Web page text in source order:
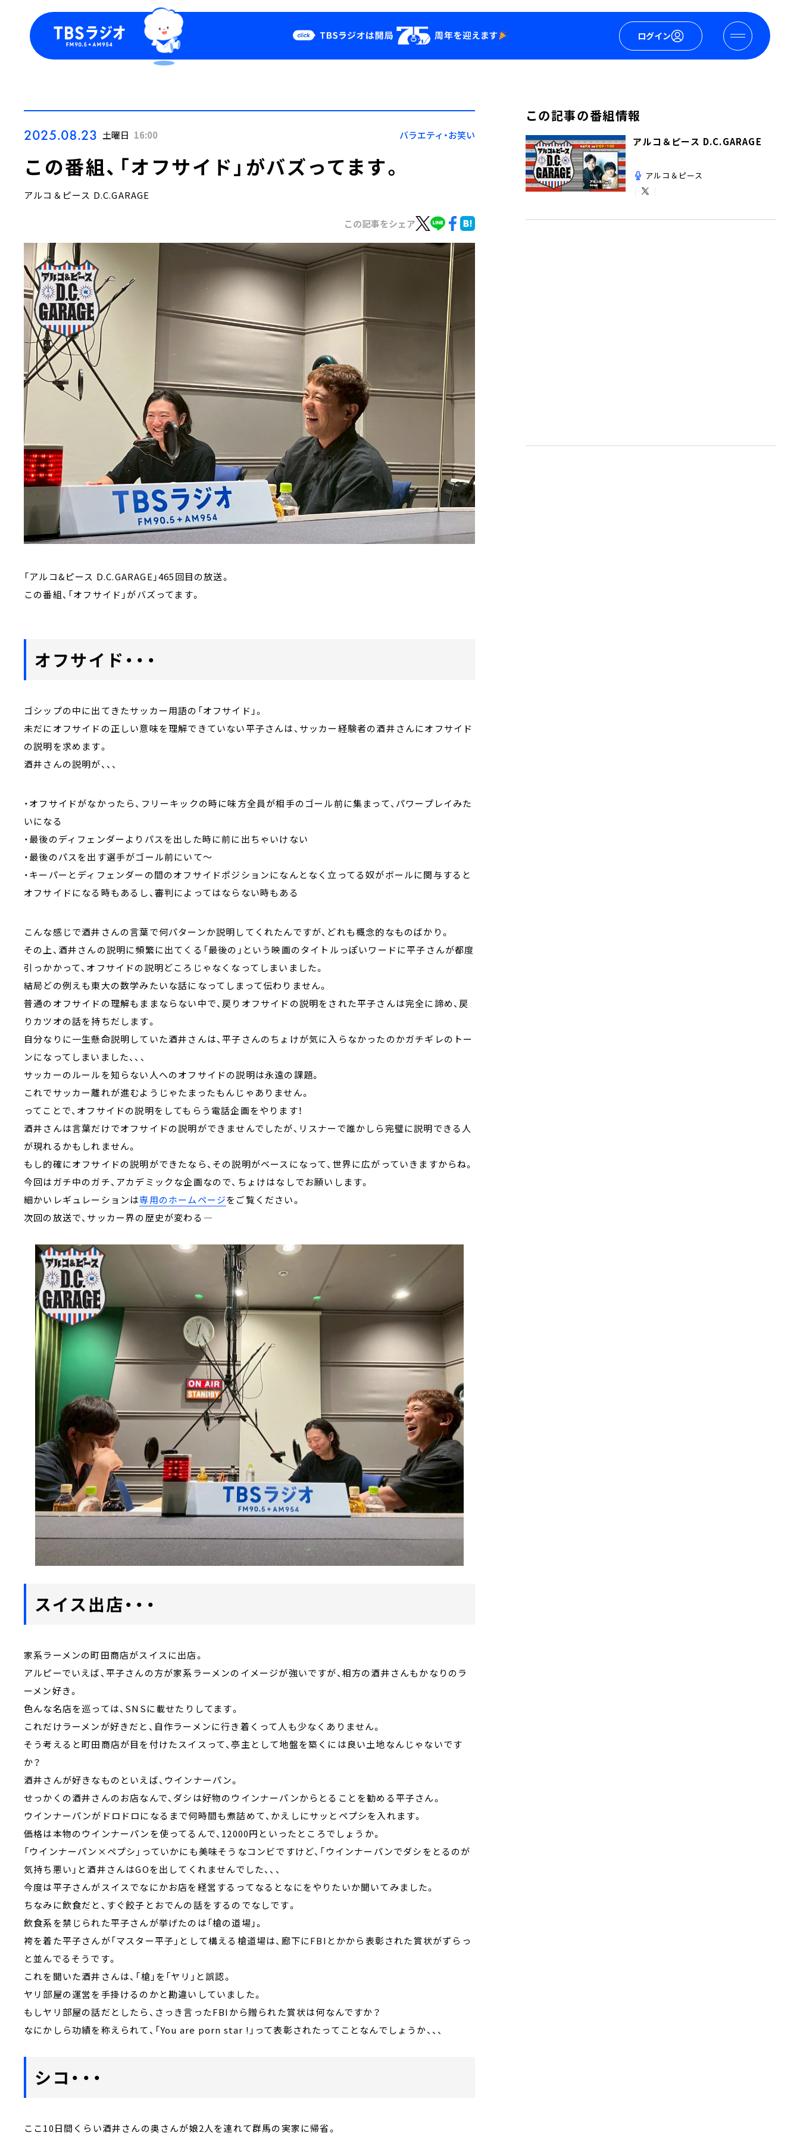
ログイン
Podcast
YouTube
会社情報
2025.08.23 土曜日 16:00 バラエティ・お笑い
この番組、「オフサイド」がバズってます。
アルコ＆ピース D.C.GARAGE
この記事をシェア
「アルコ&ピース D.C.GARAGE」465回目の放送。
この番組、「オフサイド」がバズってます。
オフサイド・・・
ゴシップの中に出てきたサッカー用語の「オフサイド」。
未だにオフサイドの正しい意味を理解できていない平子さんは、サッカー経験者の酒井さんにオフサイド
の説明を求めます。
酒井さんの説明が、、、
・オフサイドがなかったら、フリーキックの時に味方全員が相手のゴール前に集まって、パワープレイみた
いになる
・最後のディフェンダーよりパスを出した時に前に出ちゃいけない
・最後のパスを出す選手がゴール前にいて～
・キーパーとディフェンダーの間のオフサイドポジションになんとなく立ってる奴がボールに関与すると
オフサイドになる時もあるし、審判によってはならない時もある
こんな感じで酒井さんの言葉で何パターンか説明してくれたんですが、どれも概念的なものばかり。
その上、酒井さんの説明に頻繁に出てくる「最後の」という映画のタイトルっぽいワードに平子さんが都度
引っかかって、オフサイドの説明どころじゃなくなってしまいました。
結局どの例えも東大の数学みたいな話になってしまって伝わりません。
普通のオフサイドの理解もままならない中で、戻りオフサイドの説明をされた平子さんは完全に諦め、戻
りカツオの話を持ちだします。
自分なりに一生懸命説明していた酒井さんは、平子さんのちょけが気に入らなかったのかガチギレのトー
ンになってしまいました、、、
サッカーのルールを知らない人へのオフサイドの説明は永遠の課題。
これでサッカー離れが進むようじゃたまったもんじゃありません。
ってことで、オフサイドの説明をしてもらう電話企画をやります！
酒井さんは言葉だけでオフサイドの説明ができませんでしたが、リスナーで誰かしら完璧に説明できる人
が現れるかもしれません。
もし的確にオフサイドの説明ができたなら、その説明がベースになって、世界に広がっていきますからね。
今回はガチ中のガチ、アカデミックな企画なので、ちょけはなしでお願いします。
細かいレギュレーションは専用のホームページをご覧ください。
次回の放送で、サッカー界の歴史が変わる――――
スイス出店・・・
家系ラーメンの町田商店がスイスに出店。
アルピーでいえば、平子さんの方が家系ラーメンのイメージが強いですが、相方の酒井さんもかなりのラ
ーメン好き。
色んな名店を巡っては、SNSに載せたりしてます。
これだけラーメンが好きだと、自作ラーメンに行き着くって人も少なくありません。
そう考えると町田商店が目を付けたスイスって、亭主として地盤を築くには良い土地なんじゃないです
か？
酒井さんが好きなものといえば、ウインナーパン。
せっかくの酒井さんのお店なんで、ダシは好物のウインナーパンからとることを勧める平子さん。
ウインナーパンがドロドロになるまで何時間も煮詰めて、かえしにサッとペプシを入れます。
価格は本物のウインナーパンを使ってるんで、12000円といったところでしょうか。
「ウインナーパン×ペプシ」っていかにも美味そうなコンビですけど、「ウインナーパンでダシをとるのが
気持ち悪い」と酒井さんはGOを出してくれませんでした、、、
今度は平子さんがスイスでなにかお店を経営するってなるとなにをやりたいか聞いてみました。
ちなみに飲食だと、すぐ餃子とおでんの話をするのでなしです。
飲食系を禁じられた平子さんが挙げたのは「槍の道場」。
袴を着た平子さんが「マスター平子」として構える槍道場は、廊下にFBIとかから表彰された賞状がずらっ
と並んでるそうです。
これを聞いた酒井さんは、「槍」を「ヤリ」と誤認。
ヤリ部屋の運営を手掛けるのかと勘違いしていました。
もしヤリ部屋の話だとしたら、さっき言ったFBIから贈られた賞状は何なんですか？
なにかしら功績を称えられて、「You are porn star !」って表彰されたってことなんでしょうか、、、
シコ・・・
ここ10日間くらい酒井さんの奥さんが娘2人を連れて群馬の実家に帰省。
この記事の番組情報
アルコ＆ピース D.C.GARAGE
アルコ＆ピース